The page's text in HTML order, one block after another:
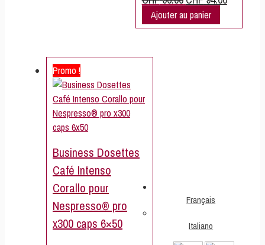
prix
initial
actuel
Ajouter au panier
Promo !
Business Dosettes
Café Intenso
Corallo pour
Nespresso® pro
x300 caps 6×50
Français
Italiano